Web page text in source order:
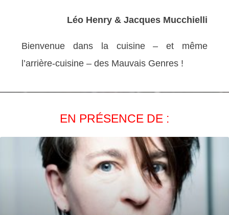
Léo Henry & Jacques Mucchielli
Bienvenue dans la cuisine – et même
l’arrière-cuisine – des Mauvais Genres !
EN PRÉSENCE DE :